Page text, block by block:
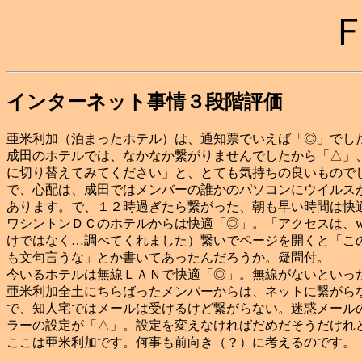
インターネット事情３段階評価
亜米利加（泊まったホテル）は、通知票でいえば「◎」でし
成田のホテルでは、なかなか繋がりませんでしたから「△
に切り替えてみてください」と、とても気持ちの良いもの
で、心配は、成田ではメンバーの誰かのパソコンにウイル
あります。で、１２時過ぎたら繋がった、朝も早い時間は
ワシントンＤＣのホテルからは快適「◎」。「アクセスは、
けではなく…調べてくれました）繋いでページを開くと「
も文句言うな」とか書いてあったんだろうか。疑問付。
今いるホテルは無線ＬＡＮで快適「◎」。無線がないとい
亜米利加全土にちらばったメンバーからは、ネットに繋が
で、知人宅ではメールは受けるけど繋がらない。迷惑メー
ラーの設定が「△」。設定を変えなければだめだそうだけ
ここは亜米利加です。何事も前向き（？）に考えるのです。